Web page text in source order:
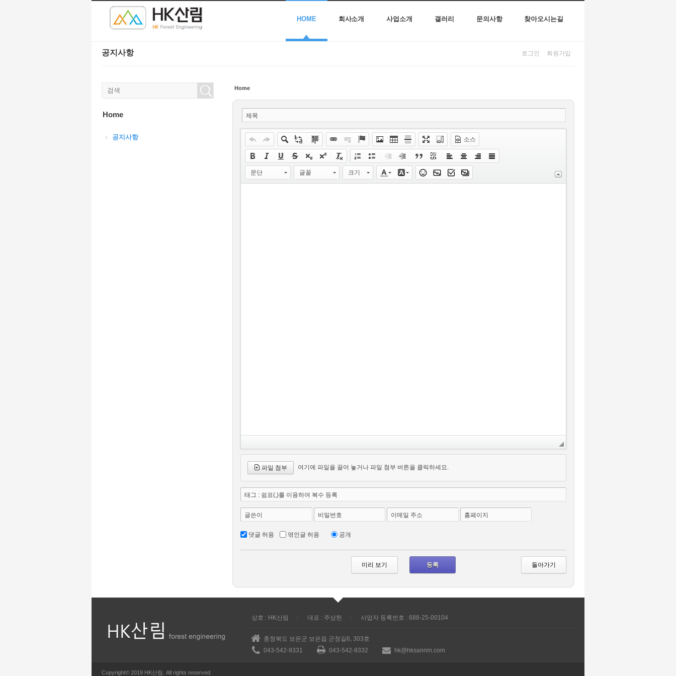
HOME 회사소개 사업소개 갤러리 문의사항 찾아오시는길
로그인 회원가입
공지사항
Home
제목
소스
문단 글꼴 크기
파일 첨부 여기에 파일을 끌어 놓거나 파일 첨부 버튼을 클릭하세요.
태그 : 쉼표(,)를 이용하여 복수 등록
글쓴이 비밀번호 이메일 주소 홈페이지
댓글 허용 엮인글 허용 공개
돌아가기
Home
공지사항
상호 : HK산림 대표 : 주상헌 사업자 등록번호 : 688-25-00104
충청북도 보은군 보은읍 군청길6, 303호
043-542-9331
043-542-9332 hk@hksanrim.com
Copyright© 2019 HK산림. All rights reserved.